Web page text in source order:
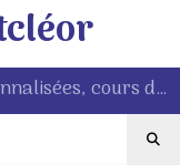
Couture, retouches, créations personnalisées, cours de couture à Morestel (38510)